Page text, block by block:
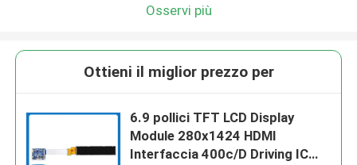
Osservi più
Ottieni il miglior prezzo per
6.9 pollici TFT LCD Display
Module 280x1424 HDMI
Interfaccia 400c/D Driving IC